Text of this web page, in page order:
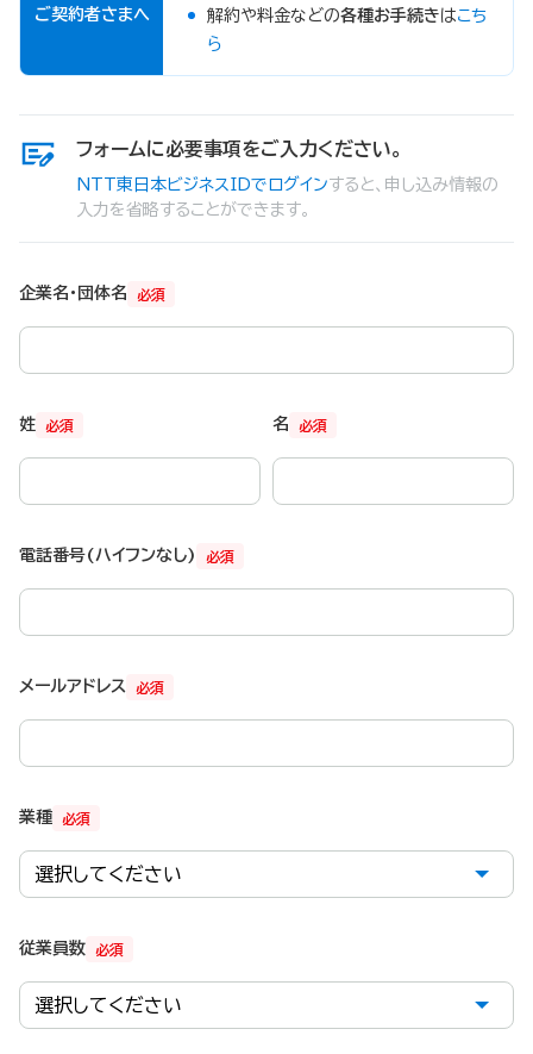
ご契約者さまへ
解約や料金などの各種お手続きはこち
ら
フォームに必要事項をご入力ください。
NTT東日本ビジネスIDでログインすると、申し込み情報の
入力を省略することができます。
必須
企業名・団体名
必須
姓 必須
名
必須
電話番号(ハイフンなし)
必須
メールアドレス
必須
業種
必須
従業員数